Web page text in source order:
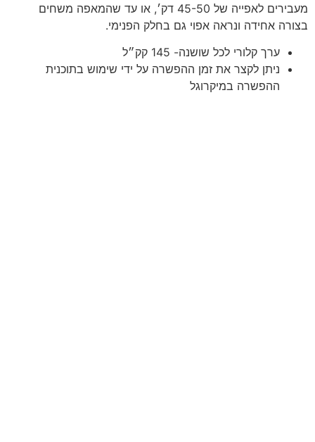
מעבירים לאפייה של 45-50 דק׳, או עד שהמאפה משחים
בצורה אחידה ונראה אפוי גם בחלק הפנימי.
ערך קלורי לכל שושנה- 145 קק״ל
ניתן לקצר את זמן ההפשרה על ידי שימוש בתוכנית
ההפשרה במיקרוגל